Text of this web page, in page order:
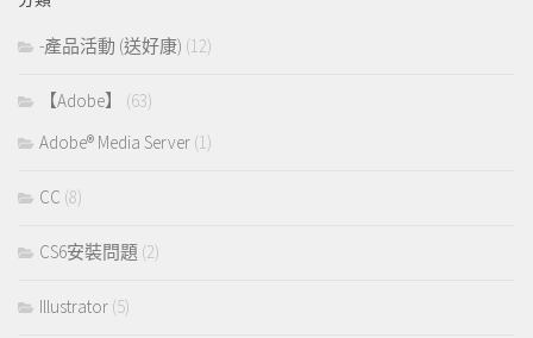
-產品活動 (送好康) (12)
【Adobe】
(63)
Adobe® Media Server (1)
CC (8)
CS6安裝問題 (2)
Illustrator (5)